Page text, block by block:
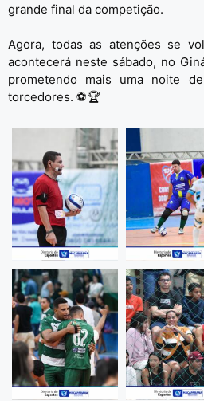
grande final da competição.
Agora, todas as atenções se
acontecerá neste sábado, no
prometendo mais uma noite
torcedores. ⚽🏆